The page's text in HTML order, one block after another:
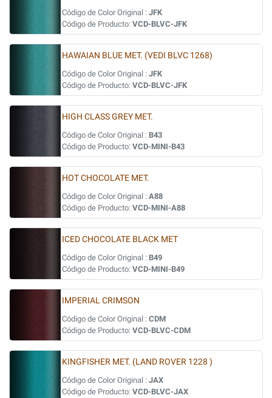
Código de Color Original : JFK
Código de Producto: VCD-BLVC-JFK
HAWAIAN BLUE MET. (VEDI BLVC 1268)
Código de Color Original : JFK
Código de Producto: VCD-BLVC-JFK
HIGH CLASS GREY MET.
Código de Color Original : B43
Código de Producto: VCD-MINI-B43
HOT CHOCOLATE MET.
Código de Color Original : A88
Código de Producto: VCD-MINI-A88
ICED CHOCOLATE BLACK MET
Código de Color Original : B49
Código de Producto: VCD-MINI-B49
IMPERIAL CRIMSON
Código de Color Original : CDM
Código de Producto: VCD-BLVC-CDM
KINGFISHER MET. (LAND ROVER 1228 )
Código de Color Original : JAX
Código de Producto: VCD-BLVC-JAX